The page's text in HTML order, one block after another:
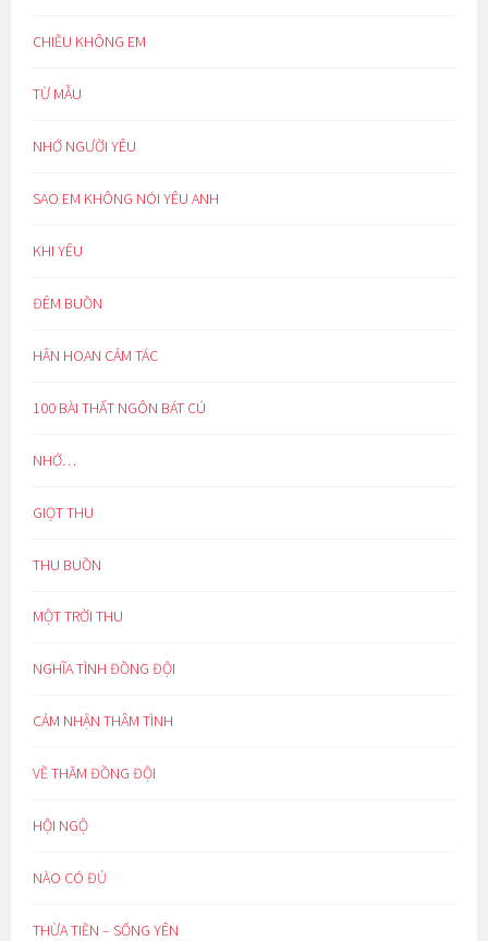
CHIỀU KHÔNG EM
TỪ MẪU
NHỚ NGƯỜI YÊU
SAO EM KHÔNG NÓI YÊU ANH
KHI YÊU
ĐÊM BUỒN
HÂN HOAN CẢM TÁC
100 BÀI THẤT NGÔN BÁT CÚ
NHỚ…
GIỌT THU
THU BUỒN
MỘT TRỜI THU
NGHĨA TÌNH ĐỒNG ĐỘI
CẢM NHẬN THÂM TÌNH
VỀ THĂM ĐỒNG ĐỘI
HỘI NGỘ
NÀO CÓ ĐỦ
THỪA TIỀN – SỐNG YÊN